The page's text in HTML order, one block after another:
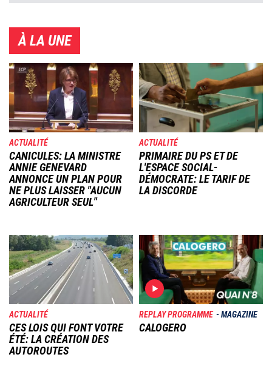
À LA UNE
Image
ACTUALITÉ
CANICULES: LA MINISTRE
ANNIE GENEVARD
ANNONCE UN PLAN POUR
NE PLUS LAISSER "AUCUN
AGRICULTEUR SEUL"
Image
ACTUALITÉ
PRIMAIRE DU PS ET DE
L'ESPACE SOCIAL-
DÉMOCRATE: LE TARIF DE
LA DISCORDE
Image
ACTUALITÉ
CES LOIS QUI FONT VOTRE
ÉTÉ: LA CRÉATION DES
AUTOROUTES
Image
REPLAY PROGRAMME MAGAZINE
CALOGERO